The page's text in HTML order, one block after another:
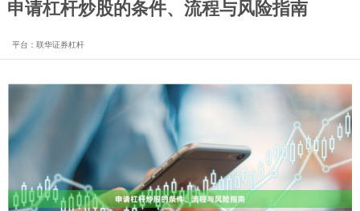
申请杠杆炒股的条件、流程与风险指南
平台：联华证券杠杆